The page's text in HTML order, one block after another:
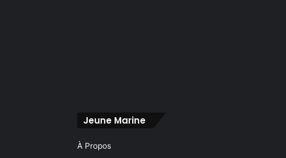
Jeune Marine
À Propos